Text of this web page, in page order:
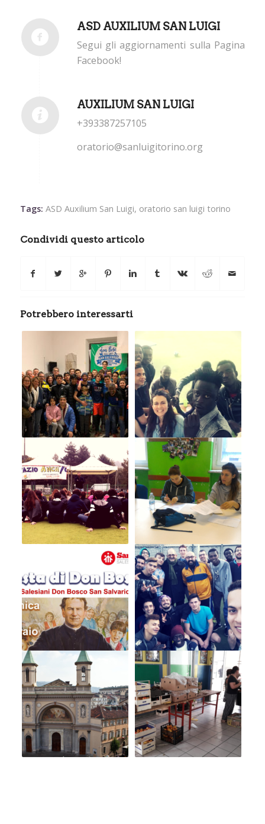
ASD AUXILIUM SAN LUIGI
Segui gli aggiornamenti sulla Pagina
Facebook!
AUXILIUM SAN LUIGI
+393387257105
oratorio@sanluigitorino.org
Tags: ASD Auxilium San Luigi, oratorio san luigi torino
Condividi questo articolo
Potrebbero interessarti